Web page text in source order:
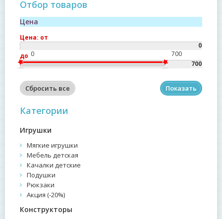
Отбор товаров
Цена
Цена: от
до 0 700
Сбросить все Показать
Категории
Игрушки
Мягкие игрушки
Мебель детская
Качалки детские
Подушки
Рюкзаки
Акция (-20%)
Конструкторы